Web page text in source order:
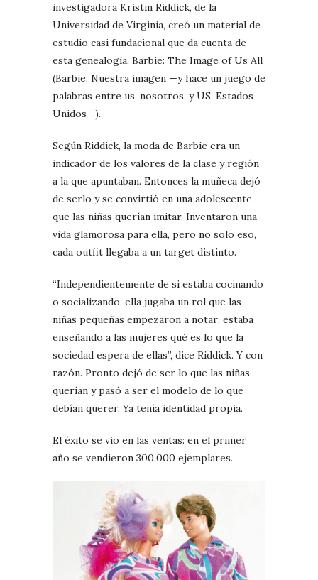
investigadora Kristin Riddick, de la
Universidad de Virginia, creó un material de
estudio casi fundacional que da cuenta de
esta genealogía, Barbie: The Image of Us All
(Barbie: Nuestra imagen —y hace un juego de
palabras entre us, nosotros, y US, Estados
Unidos—).
Según Riddick, la moda de Barbie era un
indicador de los valores de la clase y región
a la que apuntaban. Entonces la muñeca dejó
de serlo y se convirtió en una adolescente
que las niñas querían imitar. Inventaron una
vida glamorosa para ella, pero no solo eso,
cada outfit llegaba a un target distinto.
“Independientemente de si estaba cocinando
o socializando, ella jugaba un rol que las
niñas pequeñas empezaron a notar; estaba
enseñando a las mujeres qué es lo que la
sociedad espera de ellas”, dice Riddick. Y con
razón. Pronto dejó de ser lo que las niñas
querían y pasó a ser el modelo de lo que
debían querer. Ya tenía identidad propia.
El éxito se vio en las ventas: en el primer
año se vendieron 300.000 ejemplares.